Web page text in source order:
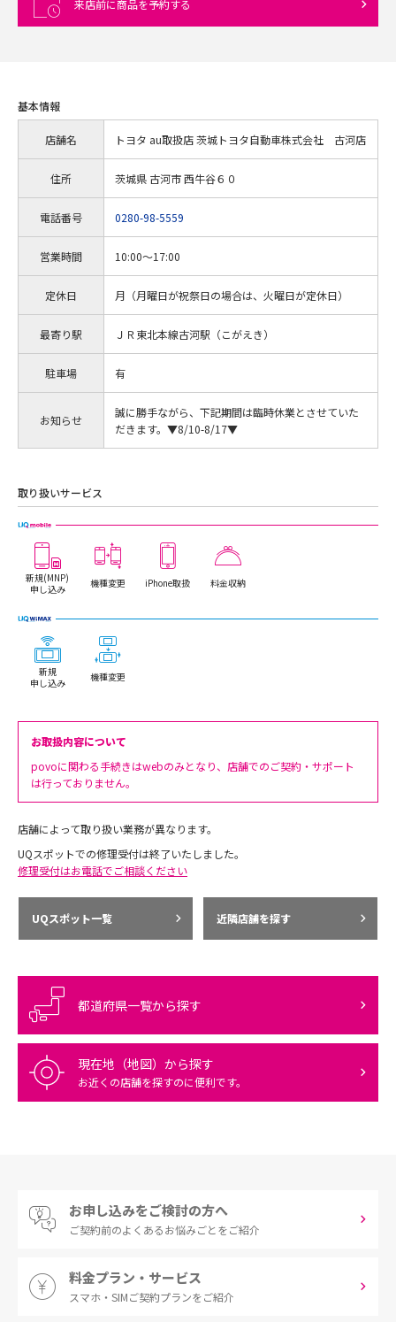
来店前に商品を予約する
基本情報
店舗名 トヨタ au取扱店 茨城トヨタ自動車株式会社 古河店
住所 茨城県 古河市 西牛谷６０
電話番号 0280-98-5559
営業時間 10:00～17:00
定休日 月（月曜日が祝祭日の場合は、火曜日が定休日）
最寄り駅 ＪＲ東北本線古河駅（こがえき）
駐車場 有
お知らせ
誠に勝手ながら、下記期間は臨時休業とさせていた
だきます。▼8/10-8/17▼
取り扱いサービス
新規(MNP)
申し込み
機種変更 iPhone取扱 料金収納
新規
申し込み
機種変更
お取扱内容について
povoに関わる手続きはwebのみとなり、店舗でのご契約・サポート
は行っておりません。
店舗によって取り扱い業務が異なります。
UQスポットでの修理受付は終了いたしました。
修理受付はお電話でご相談ください
UQスポット一覧 近隣店舗を探す
都道府県一覧から探す
現在地（地図）から探す
お近くの店舗を探すのに便利です。
お申し込みをご検討の方へ
ご契約前のよくあるお悩みごとをご紹介
料金プラン・サービス
スマホ・SIMご契約プランをご紹介